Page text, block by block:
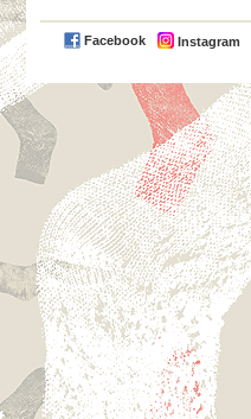
Facebook Instagram